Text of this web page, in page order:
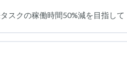
スクの稼働時間50%減を目指して